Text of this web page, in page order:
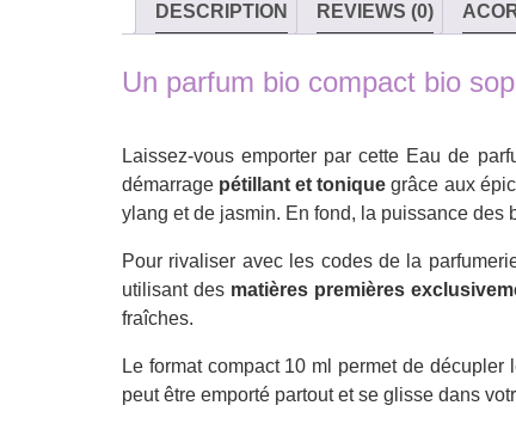
DESCRIPTION REVIEWS (0)
Un parfum bio compact bio
Laissez-vous emporter par cette Eau de
démarrage pétillant et tonique grâce aux
ylang et de jasmin. En fond, la puissance des
Pour rivaliser avec les codes de la
utilisant des matières premières
fraîches.
Le format compact 10 ml permet de décupler
peut être emporté partout et se glisse dans